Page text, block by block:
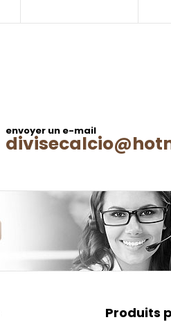
envoyer un e-mail
Produits